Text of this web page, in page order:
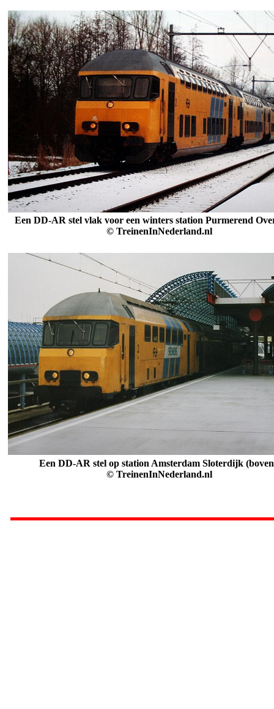
Een DD-AR stel vlak voor een winters station Purmerend
© TreinenInNederland.nl
Een DD-AR stel op station Amsterdam Sloterdijk
© TreinenInNederland.nl